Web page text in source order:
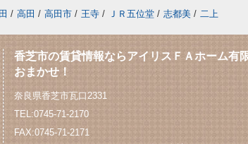
/ 高田 / 高田市 / 王寺 / ＪＲ五位堂 / 志都美 / 二上
香芝市の賃貸情報ならアイリスＦＡホーム有
おまかせ！
奈良県香芝市瓦口2331
TEL:0745-71-2170
FAX:0745-71-2171